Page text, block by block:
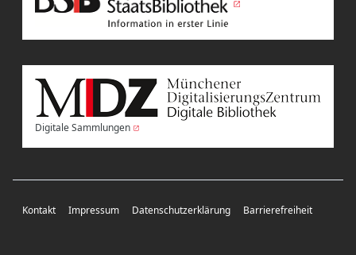
Digitale Sammlungen
Kontakt Impressum Datenschutzerklärung Barrierefreiheit